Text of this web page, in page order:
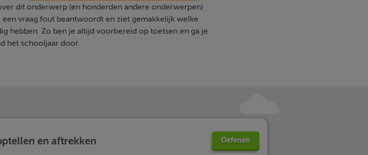
dit onderwerp (en honderden andere onderwerpen)
vraag fout beantwoordt en ziet gemakkelijk welke
hebben. Zo ben je altijd voorbereid op toetsen en ga je
het schooljaar door.
en aftrekken Oefenen